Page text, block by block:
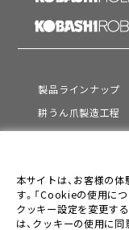
製品ラインナップ
耕うん爪製造工程
サポート
会社情報
採用情報
本サイトは、お客様の
す。「Cookieの使用に
クッキー設定を変更す
は、クッキーの使用に